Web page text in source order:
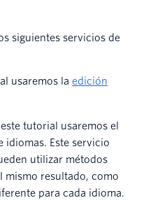
siguientes servicios de
usaremos la edición
tutorial usaremos el
idiomas. Este servicio
utilizar métodos
mismo resultado, como
para cada idioma.